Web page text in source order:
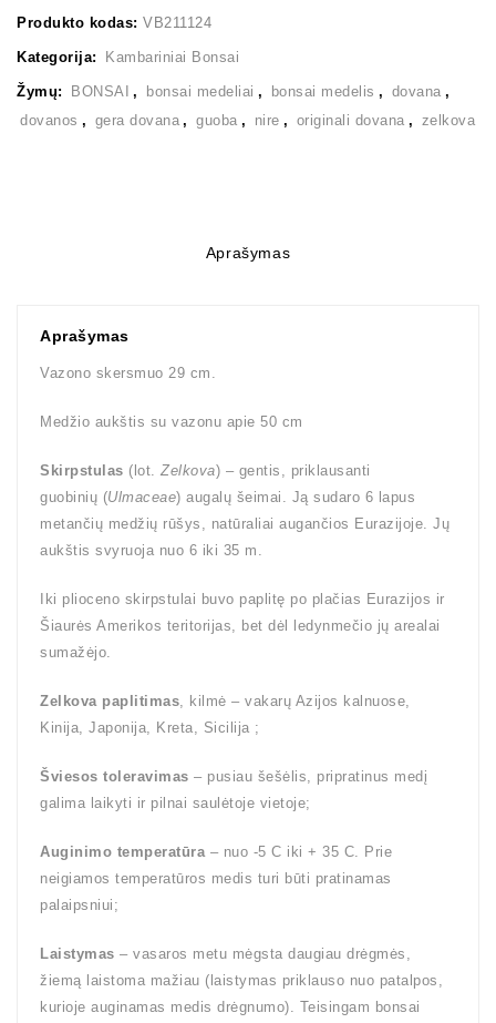
Produkto kodas: VB211124
Kategorija: Kambariniai Bonsai
Žymų: BONSAI , bonsai medeliai , bonsai medelis , dovana ,
dovanos , gera dovana , guoba , nire , originali dovana , zelkova
Aprašymas
Aprašymas
Vazono skersmuo 29 cm.
Medžio aukštis su vazonu apie 50 cm
Skirpstulas (lot. Zelkova) – gentis, priklausanti
guobinių (Ulmaceae) augalų šeimai. Ją sudaro 6 lapus
metančių medžių rūšys, natūraliai augančios Eurazijoje. Jų
aukštis svyruoja nuo 6 iki 35 m.
Iki plioceno skirpstulai buvo paplitę po plačias Eurazijos ir
Šiaurės Amerikos teritorijas, bet dėl ledynmečio jų arealai
sumažėjo.
Zelkova paplitimas, kilmė – vakarų Azijos kalnuose,
Kinija, Japonija, Kreta, Sicilija ;
Šviesos toleravimas – pusiau šešėlis, pripratinus medį
galima laikyti ir pilnai saulėtoje vietoje;
Auginimo temperatūra– nuo -5 C iki + 35 C. Prie
neigiamos temperatūros medis turi būti pratinamas
palaipsniui;
Laistymas – vasaros metu mėgsta daugiau drėgmės,
žiemą laistoma mažiau (laistymas priklauso nuo patalpos,
kurioje auginamas medis drėgnumo). Teisingam bonsai